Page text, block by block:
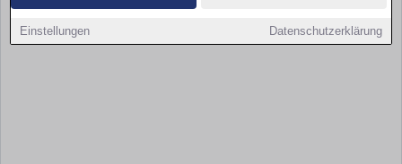
Einstellungen Datenschutzerklärung